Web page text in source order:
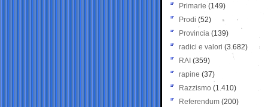
Primarie (149)
Prodi (52)
Provincia (139)
radici e valori (3.682)
RAI (359)
rapine (37)
Razzismo (1.410)
Referendum (200)